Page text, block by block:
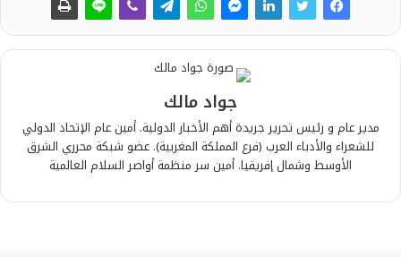
جواد مالك
مدير عام و رئيس تحرير جريدة أهم الأخبار الدولية. أمين عام الإتحاد الدولي
للشعراء والأدباء العرب (فرع المملكة المغربية). عضو شبكة محرري الشرق
الأوسط وشمال إفريقيا. أمين سر منظمة أواصر السلام العالمية